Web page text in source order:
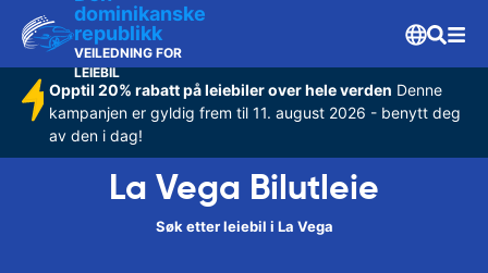
dominikanske
republikk
VEILEDNING FOR
LEIEBIL
Opptil 20% rabatt på leiebiler over hele verden Denne
kampanjen er gyldig frem til 11. august 2026 - benytt deg
av den i dag!
La Vega Bilutleie
Søk etter leiebil i La Vega